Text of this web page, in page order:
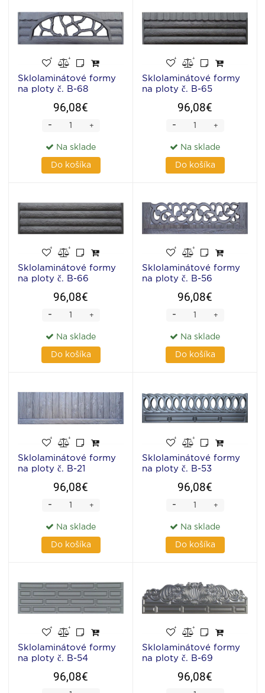
Sklolaminátové formy
na ploty č. B-68
96,08€
+
-
Na sklade
Do košíka
Sklolaminátové formy
na ploty č. B-65
96,08€
+
-
Na sklade
Do košíka
Sklolaminátové formy
na ploty č. B-66
96,08€
+
-
Na sklade
Do košíka
Sklolaminátové formy
na ploty č. B-56
96,08€
+
-
Na sklade
Do košíka
Sklolaminátové formy
na ploty č. B-21
96,08€
+
-
Na sklade
Do košíka
Sklolaminátové formy
na ploty č. B-53
96,08€
+
-
Na sklade
Do košíka
Sklolaminátové formy
na ploty č. B-54
96,08€
Sklolaminátové formy
na ploty č. B-69
96,08€